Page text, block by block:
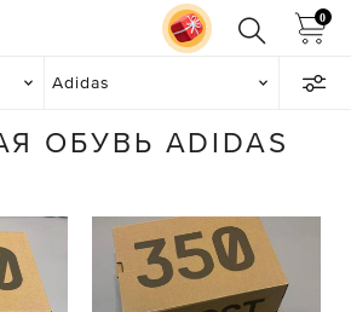
0
Adidas
ОБУВЬ ADIDAS